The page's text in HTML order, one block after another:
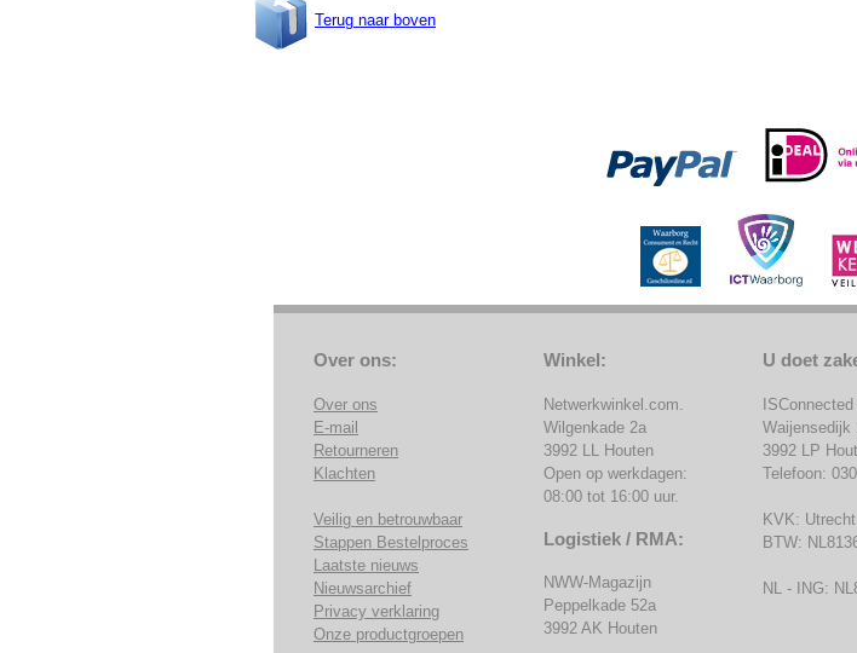
Terug naar boven
Over ons:
Over ons
E-mail
Retourneren
Klachten
Veilig en betrouwbaar
Stappen Bestelproces
Laatste nieuws
Nieuwsarchief
Privacy verklaring
Onze productgroepen
Winkel:
Netwerkwinkel.com.
Wilgenkade 2a
3992 LL Houten
Open op werkdagen:
08:00 tot 16:00 uur.
Logistiek / RMA:
NWW-Magazijn
Peppelkade 52a
3992 AK Houten
U doet
ISConnected
Waijensedijk
3992 LP
Telefoon:
KVK:
BTW:
NL - ING: